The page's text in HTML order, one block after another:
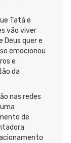
Tatá e
vão viver
Deus quer e
emocionou
e
da
nas redes
de